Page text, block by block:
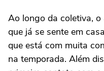
Ao longo da coletiva,
que já se sente em
que está com muita
na temporada. Além